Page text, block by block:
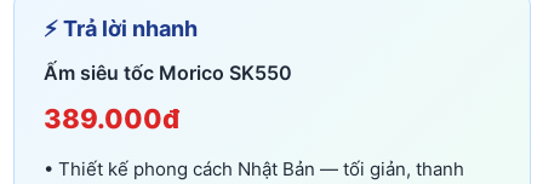
⚡ Trả lời nhanh
Ấm siêu tốc Morico SK550
389.000đ
• Thiết kế phong cách Nhật Bản — tối giản, thanh